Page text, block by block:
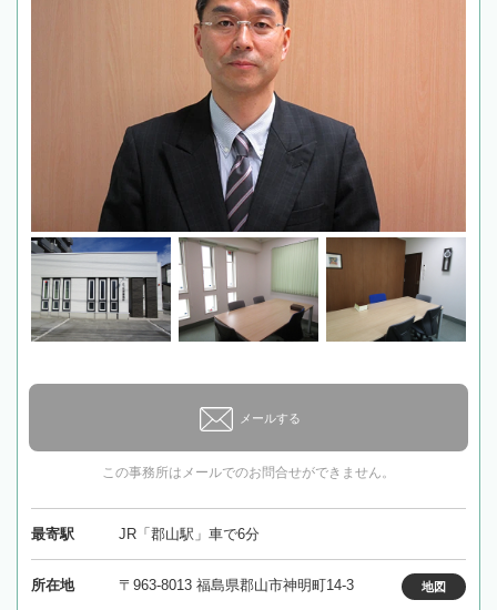
メールする
この事務所はメールでのお問合せができません。
最寄駅 JR「郡山駅」車で6分
所在地 〒963-8013 福島県郡山市神明町14-3 地図